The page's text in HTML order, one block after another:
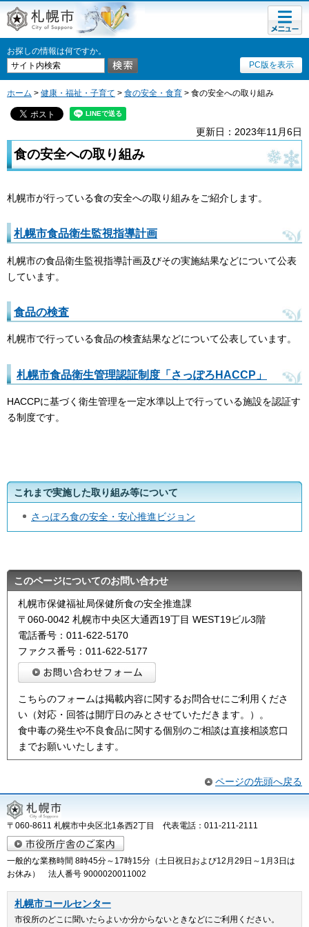
札幌市
お探しの情報は何ですか。
PC版を表示
メニュ
ー
ホーム > 健康・福祉・子育て > 食の安全・食育 > 食の安全への取り組み
更新日：2023年11月6日
食の安全への取り組み
札幌市が行っている食の安全への取り組みをご紹介します。
札幌市食品衛生監視指導計画
札幌市の食品衛生監視指導計画及びその実施結果などについて公表
しています。
食品の検査
札幌市で行っている食品の検査結果などについて公表しています。
札幌市食品衛生管理認証制度「さっぽろHACCP」
HACCPに基づく衛生管理を一定水準以上で行っている施設を認証す
る制度です。
これまで実施した取り組み等について
さっぽろ食の安全・安心推進ビジョン
このページについてのお問い合わせ
札幌市保健福祉局保健所食の安全推進課
〒060-0042 札幌市中央区大通西19丁目 WEST19ビル3階
電話番号：011-622-5170
ファクス番号：011-622-5177
こちらのフォームは掲載内容に関するお問合せにご利用くださ
い（対応・回答は開庁日のみとさせていただきます。）。
食中毒の発生や不良食品に関する個別のご相談は直接相談窓口
までお願いいたします。
ページの先頭へ戻る
〒060-8611 札幌市中央区北1条西2丁目 代表電話：011-211-2111
一般的な業務時間 8時45分～17時15分（土日祝日および12月29日～1月3日は
お休み） 法人番号 9000020011002
札幌市コールセンター
市役所のどこに聞いたらよいか分からないときなどにご利用ください。